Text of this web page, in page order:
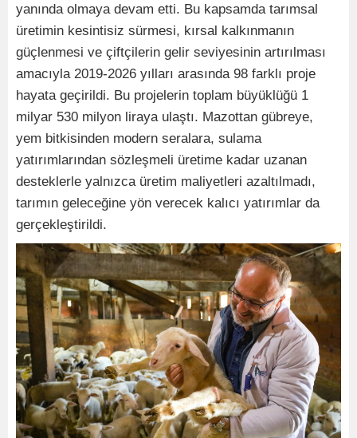
yanında olmaya devam etti. Bu kapsamda tarımsal
üretimin kesintisiz sürmesi, kırsal kalkınmanın
güçlenmesi ve çiftçilerin gelir seviyesinin artırılması
amacıyla 2019-2026 yılları arasında 98 farklı proje
hayata geçirildi. Bu projelerin toplam büyüklüğü 1
milyar 530 milyon liraya ulaştı. Mazottan gübreye,
yem bitkisinden modern seralara, sulama
yatırımlarından sözleşmeli üretime kadar uzanan
desteklerle yalnızca üretim maliyetleri azaltılmadı,
tarımın geleceğine yön verecek kalıcı yatırımlar da
gerçekleştirildi.